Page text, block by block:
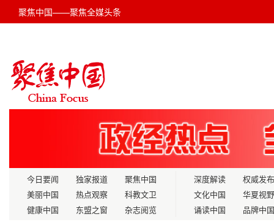
聚焦中国——聚焦全媒头条
今日要闻 独家报道
聚焦中国
美丽中国
热点观察
科教文卫
健康中国
东盟之窗 杂志阅览
深度解读
权威发布
文化中国
华夏视野
诵读中国
品牌中国
嵊州平安产险：“3·15”金融宣教活动进商圈